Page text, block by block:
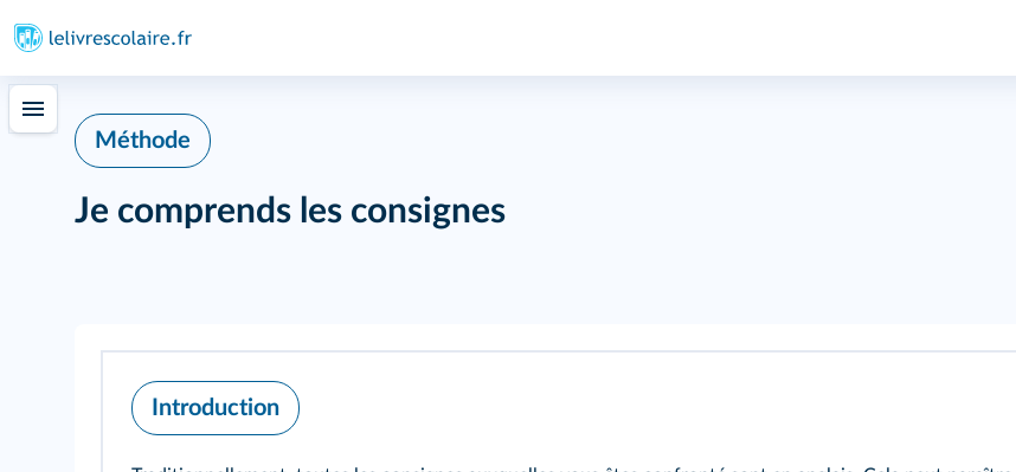
Méthode
Je comprends les consignes
Introduction